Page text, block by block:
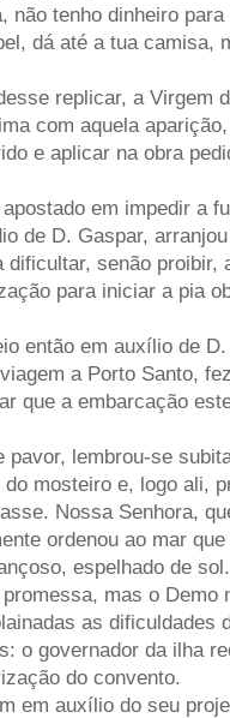
não tenho dinheiro
dá até a tua camisa,
replicar, a Virgem
com aquela
e aplicar na obra
em impedir a
de D. Gaspar,
dificultar, senão proibir,
para iniciar a pia
então em auxílio de
a Porto Santo,
que a embarcação
pavor, lembrou-se
mosteiro e, logo ali,
Nossa Senhora,
ordenou ao mar
espelhado de sol.
mas o Demo
as dificuldades
o governador da ilha
do convento.
em auxílio do seu